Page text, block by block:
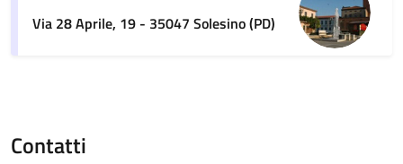
Via 28 Aprile, 19 - 35047 Solesino (PD)
Contatti